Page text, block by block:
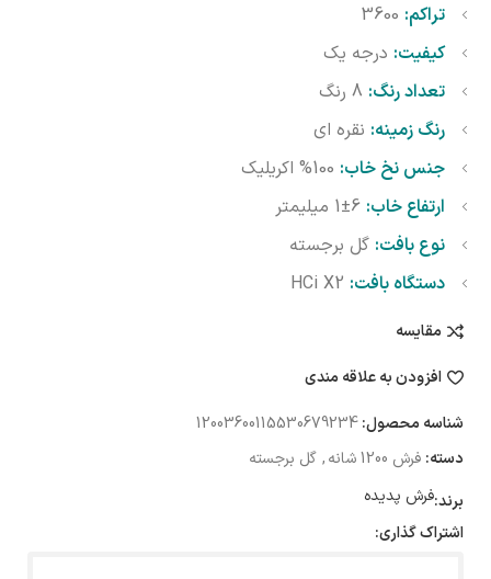
تراکم:
کیفیت: درجه یک
تعداد رنگ:
رنگ زمینه: نقره ای
جنس نخ خاب:
ارتفاع خاب:
نوع بافت: گل برجسته
دستگاه بافت:
مقایسه
افزودن به علاقه مندی
شناسه محصول:12003600115530679234
دسته: فرش 1200 شانه , گل برجسته
برند:فرش پدیده
اشتراک گذاری: